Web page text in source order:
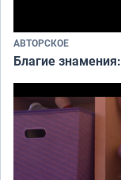
АВТОРСКОЕ
Благие